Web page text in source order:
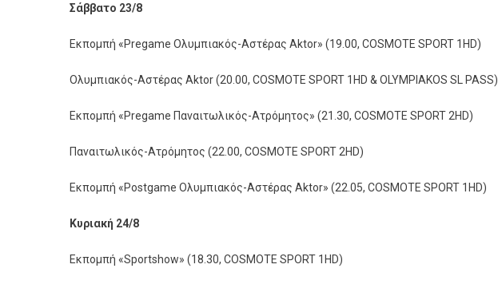
Σάββατο 23/8
Εκπομπή «Pregame Ολυμπιακός-Αστέρας Aktor» (19.00, COSMOTE SPORT 1HD)
Ολυμπιακός-Αστέρας Aktor (20.00, COSMOTE SPORT 1HD & OLYMPIAKOS SL PASS)
Εκπομπή «Pregame Παναιτωλικός-Ατρόμητος» (21.30, COSMOTE SPORT 2HD)
Παναιτωλικός-Ατρόμητος (22.00, COSMOTE SPORT 2HD)
Εκπομπή «Postgame Ολυμπιακός-Αστέρας Aktor» (22.05, COSMOTE SPORT 1HD)
Κυριακή 24/8
Εκπομπή «Sportshow» (18.30, COSMOTE SPORT 1HD)